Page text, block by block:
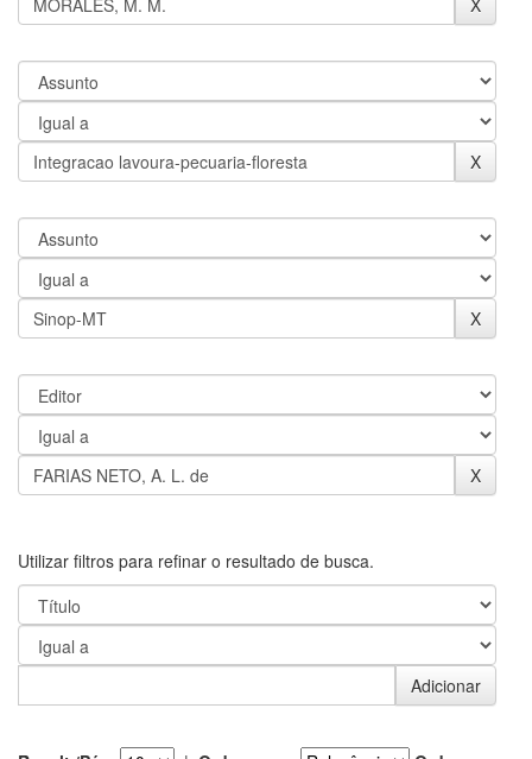
Utilizar filtros para refinar o resultado de busca.